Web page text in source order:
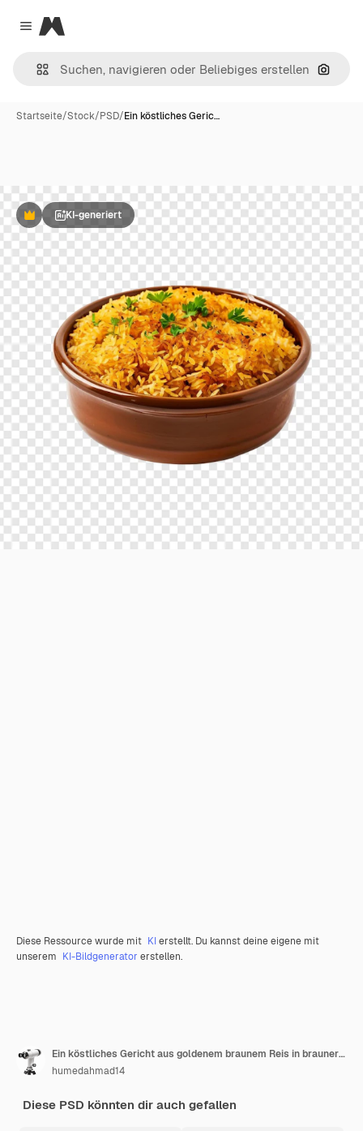
Close menu
Magnific
Nach
Startseite/Stock/PSD/Ein köstliches Geric…
PremiumKI-generiert
Diese Ressource wurde mit KIerstellt. Du kannst deine eigene mit
unserem KI-Bildgenerator erstellen.
Ein köstliches Gericht aus goldenem braunem Reis in brauner Schüsselgarnierung
humedahmad14
Diese PSD könnten dir auch gefallen